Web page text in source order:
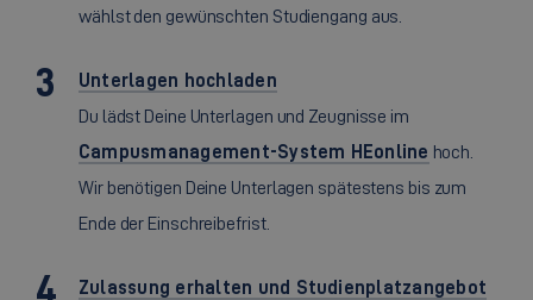
wählst den gewünschten Studiengang aus.
Unterlagen hochladen
Du lädst Deine Unterlagen und Zeugnisse im
Campusmanagement-System HEonline hoch.
Wir benötigen Deine Unterlagen spätestens bis zum
Ende der Einschreibefrist.
Zulassung erhalten und Studienplatzangebot